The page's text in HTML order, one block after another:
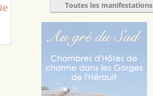
Toutes les manifestations